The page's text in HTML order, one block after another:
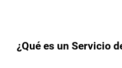
¿Qué es un Servicio